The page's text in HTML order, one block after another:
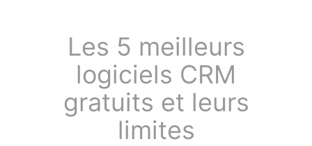
Les 5 meilleurs
logiciels CRM
gratuits et leurs
limites